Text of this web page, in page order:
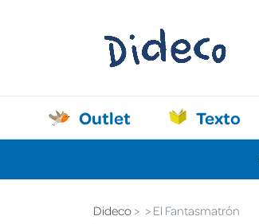
Outlet Texto
Dideco El Fantasmatrón